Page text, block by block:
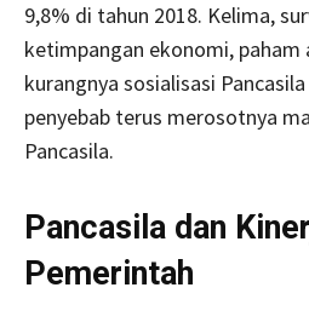
9,8% di tahun 2018. Kelima,
ketimpangan ekonomi,
kurangnya sosialisasi
penyebab terus merosotnya
Pancasila.
Pancasila dan
Pemerintah